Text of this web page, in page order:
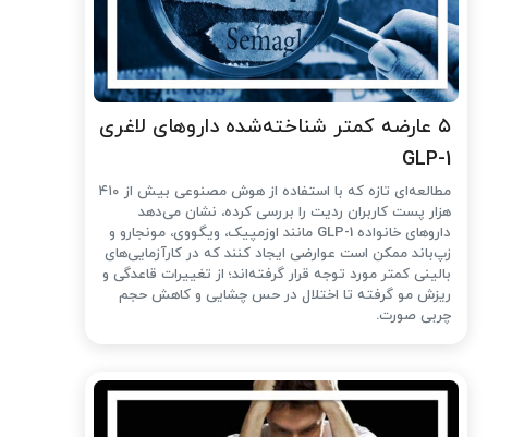
۵ عارضه کمتر شناخته‌شده داروهای لاغری
GLP-1
مطالعه‌ای تازه که با استفاده از هوش مصنوعی بیش از ۴۱۰
هزار پست کاربران ردیت را بررسی کرده، نشان می‌دهد
داروهای خانواده GLP-1 مانند اوزمپیک، ویگووی، مونجارو و
زپ‌باند ممکن است عوارضی ایجاد کنند که در کارآزمایی‌های
بالینی کمتر مورد توجه قرار گرفته‌اند؛ از تغییرات قاعدگی و
ریزش مو گرفته تا اختلال در حس چشایی و کاهش حجم
چربی صورت.